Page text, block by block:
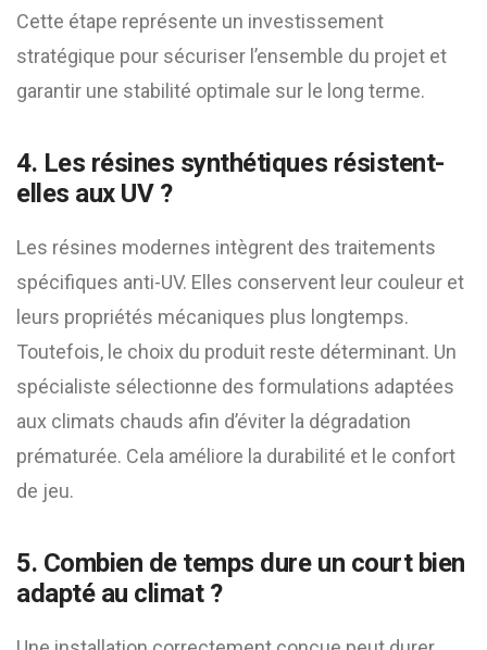
Cette étape représente un investissement
stratégique pour sécuriser l’ensemble du projet et
garantir une stabilité optimale sur le long terme.
4. Les résines synthétiques résistent-
elles aux UV ?
Les résines modernes intègrent des traitements
spécifiques anti-UV. Elles conservent leur couleur et
leurs propriétés mécaniques plus longtemps.
Toutefois, le choix du produit reste déterminant. Un
spécialiste sélectionne des formulations adaptées
aux climats chauds afin d’éviter la dégradation
prématurée. Cela améliore la durabilité et le confort
de jeu.
5. Combien de temps dure un court bien
adapté au climat ?